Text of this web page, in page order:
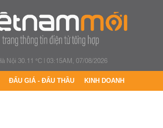
Nội 30.11 °C|03:15AM, 07/08/2026
ĐẤU GIÁ - ĐẤU THẦU KINH DOANH